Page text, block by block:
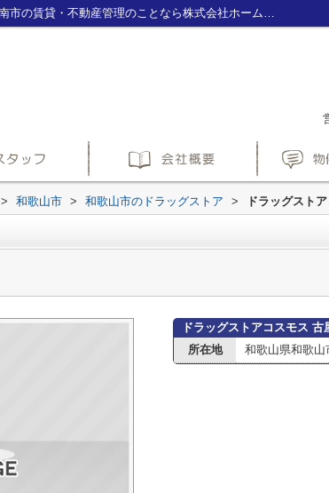
ドラッグストアコスモス 古屋店情報ページ｜海南市の賃貸・不動産管理のことなら株式会社ホームズ(HOME'S)へ
> 和歌山市 > 和歌山市のドラッグストア > ドラッグスト
ドラッグストアコスモス 古
所在地
和歌山県和歌山